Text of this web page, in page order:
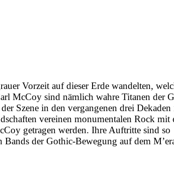
Vorzeit auf dieser Erde wandelten,
McCoy sind nämlich wahre Titanen der
Szene in den vergangenen drei Dekaden
vereinen monumentalen Rock mit
getragen werden. Ihre Auftritte sind so
Bands der Gothic-Bewegung auf dem